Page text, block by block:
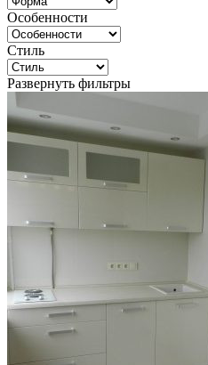
Особенности
Стиль
Развернуть фильтры